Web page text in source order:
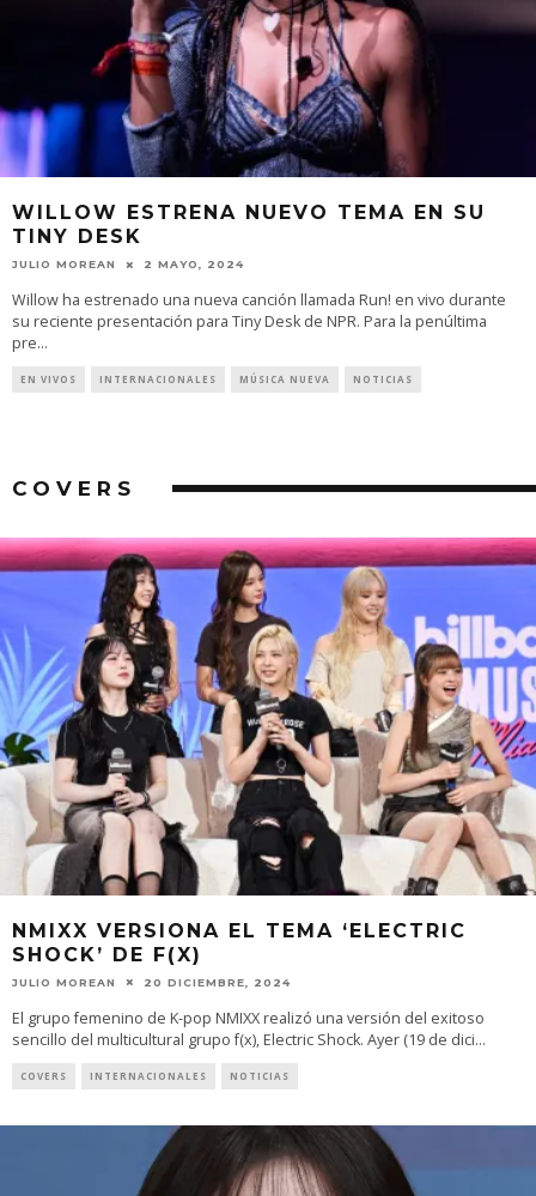
WILLOW ESTRENA NUEVO TEMA EN SU
TINY DESK
JULIO MOREAN 2 MAYO, 2024
Willow ha estrenado una nueva canción llamada Run! en vivo durante
su reciente presentación para Tiny Desk de NPR. Para la penúltima
pre...
EN VIVOS INTERNACIONALES MÚSICA NUEVA NOTICIAS
COVERS
NMIXX VERSIONA EL TEMA ‘ELECTRIC
SHOCK’ DE F(X)
JULIO MOREAN 20 DICIEMBRE, 2024
El grupo femenino de K-pop NMIXX realizó una versión del exitoso
sencillo del multicultural grupo f(x), Electric Shock. Ayer (19 de dici...
COVERS INTERNACIONALES NOTICIAS